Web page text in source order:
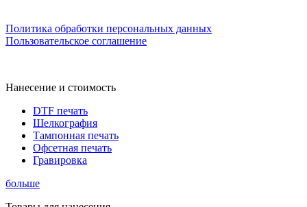
Политика обработки персональных данных
Пользовательское соглашение
Нанесение и стоимость
DTF печать
Шелкография
Тампонная печать
Офсетная печать
Гравировка
больше